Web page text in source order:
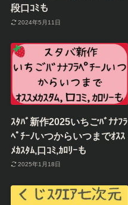
段口ｺﾐも
2024年5月11日
ｽﾀﾊﾞ新作2025いちごﾊﾞﾅﾅﾌﾗ
ﾍﾟﾁｰﾉいつからいつまでｵｽｽ
ﾒｶｽﾀﾑ,口ｺﾐ,ｶﾛﾘｰも
2025年1月18日